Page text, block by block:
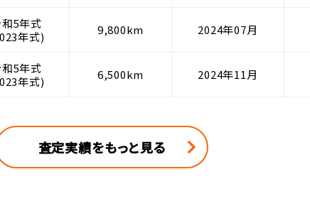
5年式
年式)
9,800km 2024年07月
5年式
年式)
6,500km 2024年11月
査定実績をもっと見る